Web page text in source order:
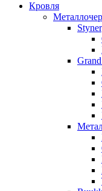
Кровля